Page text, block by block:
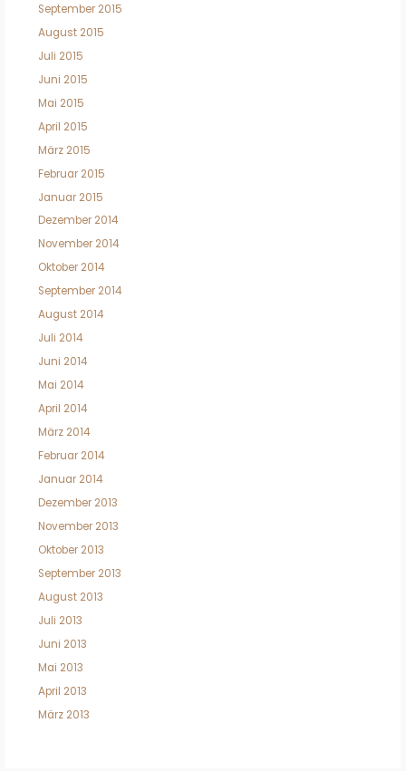
September 2015
August 2015
Juli 2015
Juni 2015
Mai 2015
April 2015
März 2015
Februar 2015
Januar 2015
Dezember 2014
November 2014
Oktober 2014
September 2014
August 2014
Juli 2014
Juni 2014
Mai 2014
April 2014
März 2014
Februar 2014
Januar 2014
Dezember 2013
November 2013
Oktober 2013
September 2013
August 2013
Juli 2013
Juni 2013
Mai 2013
April 2013
März 2013